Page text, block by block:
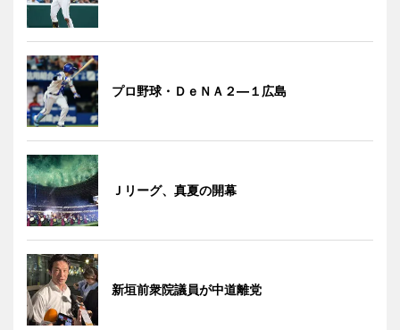
プロ野球・ＤｅＮＡ２―１広島
Ｊリーグ、真夏の開幕
新垣前衆院議員が中道離党